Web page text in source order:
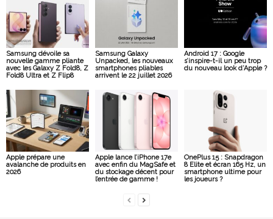
Samsung dévoile sa
nouvelle gamme pliante
avec les Galaxy Z Fold8, Z
Fold8 Ultra et Z Flip8
Samsung Galaxy
Unpacked, les nouveaux
smartphones pliables
arrivent le 22 juillet 2026
Android 17 : Google
s’inspire-t-il un peu trop
du nouveau look d’Apple ?
Apple prépare une
avalanche de produits en
2026
Apple lance l’iPhone 17e
avec enfin du MagSafe et
du stockage décent pour
l’entrée de gamme !
OnePlus 15 : Snapdragon
8 Elite et écran 165 Hz, un
smartphone ultime pour
les joueurs ?